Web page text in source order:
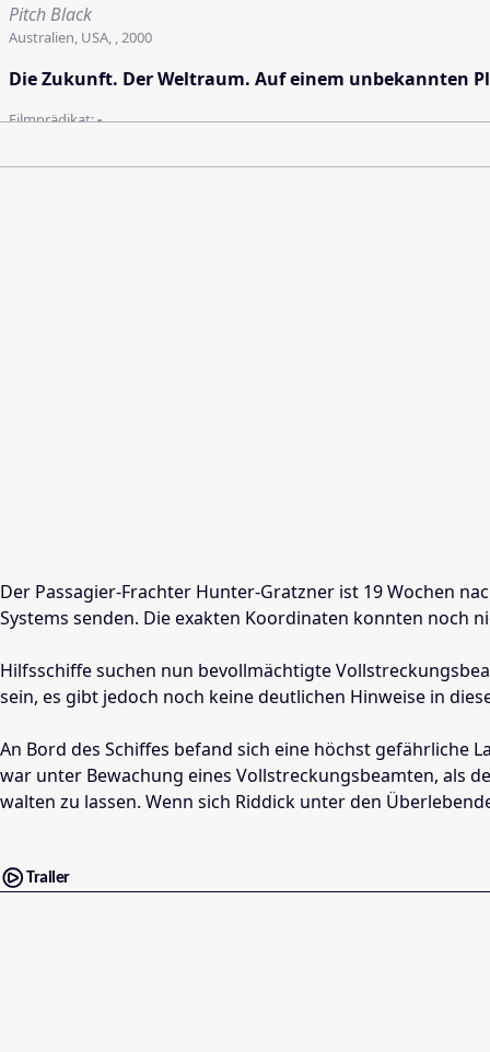
Pitch Black
Australien, USA, , 2000
Die Zukunft. Der Weltraum. Auf einem unbekannten
Filmprädikat:-
Der Passagier-Frachter Hunter-Gratzner ist 19 Wochen
Systems senden. Die exakten Koordinaten konnten noch
Hilfsschiffe suchen nun bevollmächtigte
sein, es gibt jedoch noch keine deutlichen Hinweise in
An Bord des Schiffes befand sich eine höchst gefährliche
war unter Bewachung eines Vollstreckungsbeamten, als
walten zu lassen. Wenn sich Riddick unter den
Trailer